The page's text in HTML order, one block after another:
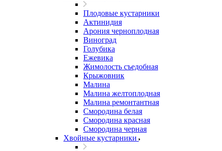
Плодовые кустарники
Актинидия
Арония черноплодная
Виноград
Голубика
Ежевика
Жимолость съедобная
Крыжовник
Малина
Малина желтоплодная
Малина ремонтантная
Смородина белая
Смородина красная
Смородина черная
Хвойные кустарники